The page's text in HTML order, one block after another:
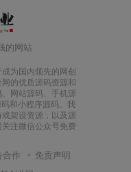
的网站
为国内领先的网创
的优质源码资源和
网站源码、手机源
和小程序源码。我
架设资源，以及源
注微信公众号免费
合作 免责声明